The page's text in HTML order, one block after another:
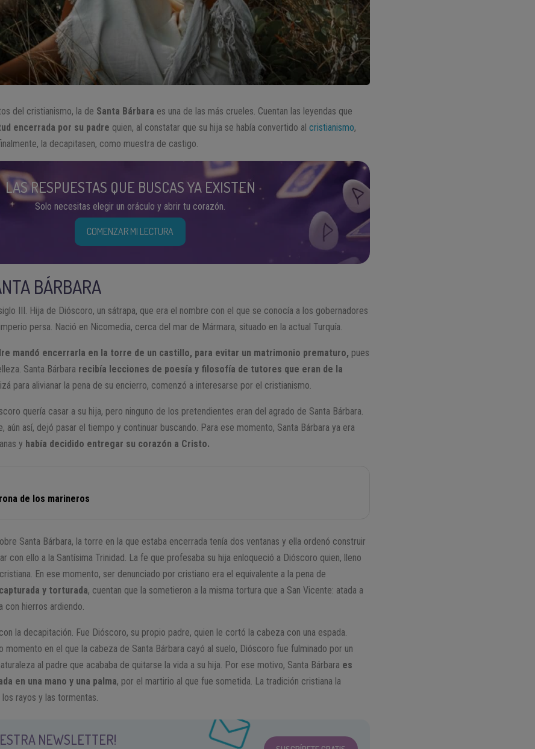
del cristianismo, la de Santa Bárbara es una de las más crueles. Cuentan las leyendas que
encerrada por su padre quien, al constatar que su hija se había convertido alcristianismo,
la decapitasen, como muestra de castigo.
LAS RESPUESTAS QUE BUSCAS YA EXISTEN
Solo necesitas elegir un oráculo y abrir tu corazón.
COMENZAR MI LECTURA
BÁRBARA
III. Hija de Dióscoro, un sátrapa, que era el nombre con el que se conocía a los gobernadores
persa. Nació en Nicomedia, cerca del mar de Mármara, situado en la actual Turquía.
mandó encerrarla en la torre de un castillo, para evitar un matrimonio prematuro, pues
Santa Bárbara recibía lecciones de poesía y filosofía de tutores que eran de la
para alivianar la pena de su encierro, comenzó a interesarse por el cristianismo.
quería casar a su hija, pero ninguno de los pretendientes eran del agrado de Santa Bárbara.
aún así, dejó pasar el tiempo y continuar buscando. Para ese momento, Santa Bárbara ya era
y había decidido entregar su corazón a Cristo.
de los marineros
Santa Bárbara, la torre en la que estaba encerrada tenía dos ventanas y ella ordenó construir
con ello a la Santísima Trinidad. La fe que profesaba su hija enloqueció a Dióscoro quien, lleno
En ese momento, ser denunciado por cristiano era el equivalente a la pena de
y torturada, cuentan que la sometieron a la misma tortura que a San Vicente: atada a
con hierros ardiendo.
la decapitación. Fue Dióscoro, su propio padre, quien le cortó la cabeza con una espada.
momento en el que la cabeza de Santa Bárbara cayó al suelo, Dióscoro fue fulminado por un
al padre que acababa de quitarse la vida a su hija. Por ese motivo, Santa Bárbara es
en una mano y una palma, por el martirio al que fue sometida. La tradición cristiana la
rayos y las tormentas.
NEWSLETTER!